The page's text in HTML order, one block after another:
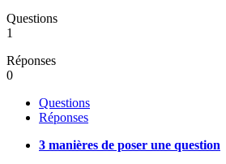
Questions
1
Réponses
0
Questions
Réponses
3 manières de poser une question